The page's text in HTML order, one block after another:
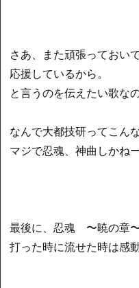
さあ、また頑張っておいで
応援しているから。
と言うのを伝えたい歌な
なんで大都技研ってこん
マジで忍魂、神曲しかね
最後に、忍魂 〜暁の章
打った時に流せた時は感